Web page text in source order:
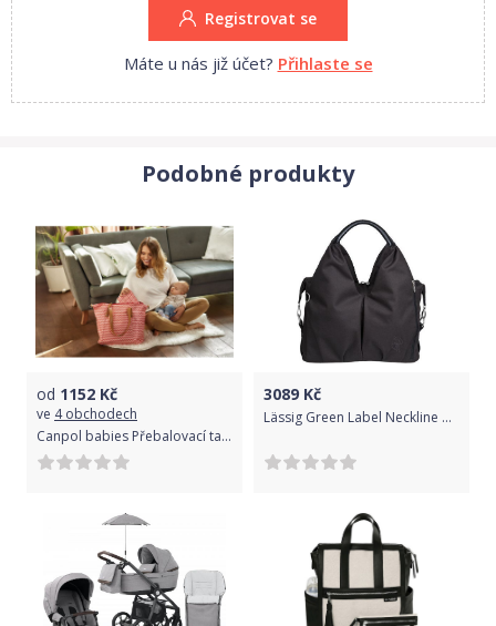
Registrovat se
Máte u nás již účet? Přihlaste se
Podobné produkty
od 1152 Kč
ve 4 obchodech
Canpol babies Přebalovací taška ke kočárku - béž/tyrkys/ornament
3089 Kč
Lässig Green Label Neckline Bag black uni